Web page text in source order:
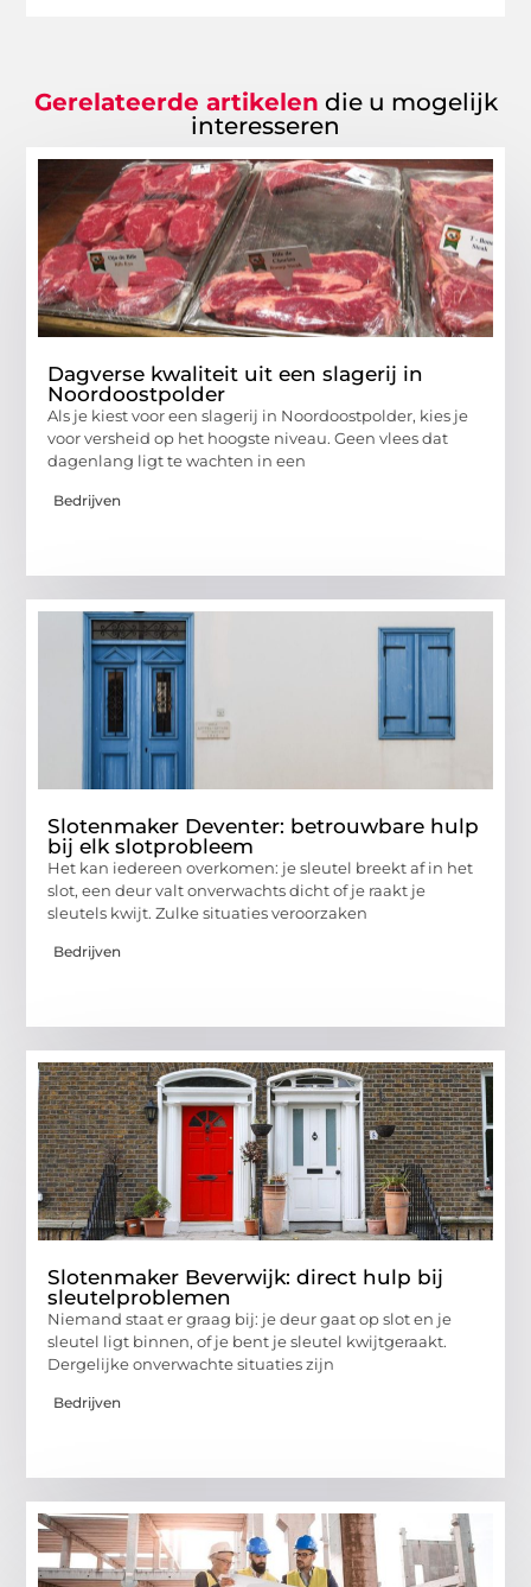
Gerelateerde artikelen die u mogelijk
interesseren
Dagverse kwaliteit uit een slagerij in
Noordoostpolder
Als je kiest voor een slagerij in Noordoostpolder, kies je
voor versheid op het hoogste niveau. Geen vlees dat
dagenlang ligt te wachten in een
Bedrijven
Slotenmaker Deventer: betrouwbare hulp
bij elk slotprobleem
Het kan iedereen overkomen: je sleutel breekt af in het
slot, een deur valt onverwachts dicht of je raakt je
sleutels kwijt. Zulke situaties veroorzaken
Bedrijven
Slotenmaker Beverwijk: direct hulp bij
sleutelproblemen
Niemand staat er graag bij: je deur gaat op slot en je
sleutel ligt binnen, of je bent je sleutel kwijtgeraakt.
Dergelijke onverwachte situaties zijn
Bedrijven